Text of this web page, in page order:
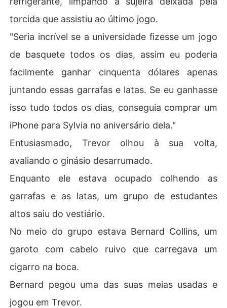
torcida que assistiu ao último jogo.
"Seria incrível se a universidade fizesse um jogo
de basquete todos os dias, assim eu poderia
facilmente ganhar cinquenta dólares apenas
juntando essas garrafas e latas. Se eu ganhasse
isso tudo todos os dias, conseguia comprar um
iPhone para Sylvia no aniversário dela."
Entusiasmado, Trevor olhou à sua volta,
avaliando o ginásio desarrumado.
Enquanto ele estava ocupado colhendo as
garrafas e as latas, um grupo de estudantes
altos saiu do vestiário.
No meio do grupo estava Bernard Collins, um
garoto com cabelo ruivo que carregava um
cigarro na boca.
Bernard pegou uma das suas meias usadas e
jogou em Trevor.